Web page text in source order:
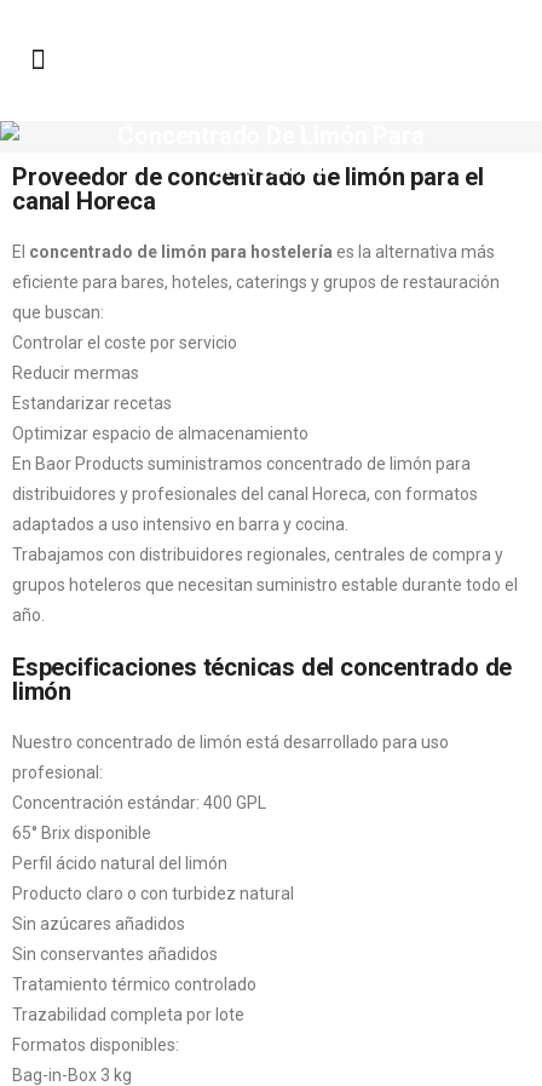
Hostelería
Proveedor de concentrado de limón para el
canal Horeca
El concentrado de limón para hostelería es la alternativa más
eficiente para bares, hoteles, caterings y grupos de restauración
que buscan:
Controlar el coste por servicio
Reducir mermas
Estandarizar recetas
Optimizar espacio de almacenamiento
En Baor Products suministramos concentrado de limón para
distribuidores y profesionales del canal Horeca, con formatos
adaptados a uso intensivo en barra y cocina.
Trabajamos con distribuidores regionales, centrales de compra y
grupos hoteleros que necesitan suministro estable durante todo el
año.
Especificaciones técnicas del concentrado de
limón
Nuestro concentrado de limón está desarrollado para uso
profesional:
Concentración estándar: 400 GPL
65° Brix disponible
Perfil ácido natural del limón
Producto claro o con turbidez natural
Sin azúcares añadidos
Sin conservantes añadidos
Tratamiento térmico controlado
Trazabilidad completa por lote
Formatos disponibles:
Bag-in-Box 3 kg